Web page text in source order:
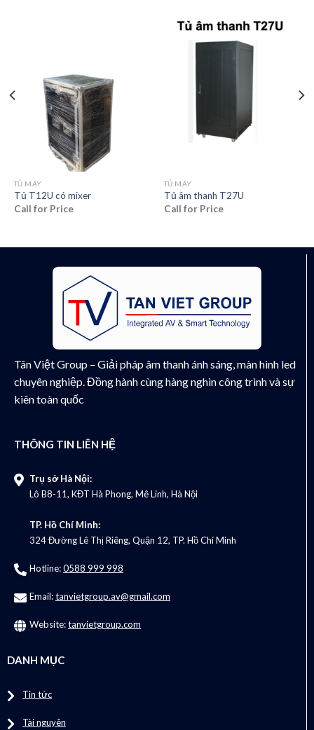
TỦ MÁY
Tủ T12U có mixer
Call for Price
TỦ MÁY
Tủ âm thanh T27U
Call for Price
Tân Việt Group – Giải pháp âm thanh ánh sáng, màn hình led
chuyên nghiệp. Đồng hành cùng hàng nghìn công trình và sự
kiên toàn quốc
THÔNG TIN LIÊN HỆ
Trụ sở Hà Nội:
Lô B8-11, KĐT Hà Phong, Mê Linh, Hà Nội
TP. Hồ Chí Minh:
324 Đường Lê Thị Riêng, Quận 12, TP. Hồ Chí Minh
Hotline:0588 999 998
Email:tanvietgroup.av@gmail.com
Website:tanvietgroup.com
DANH MỤC
Tin tức
Tài nguyên